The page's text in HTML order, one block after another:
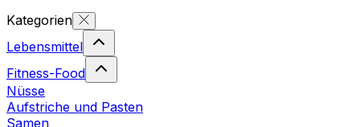
Kategorien
Lebensmittel
Fitness-Food
Nüsse
Aufstriche und Pasten
Samen